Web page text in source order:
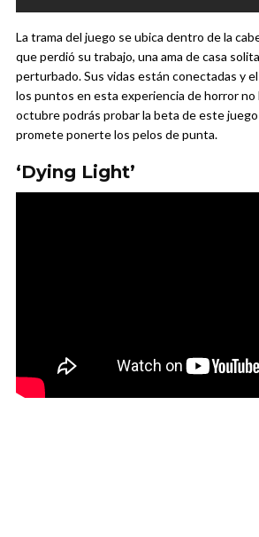
La trama del juego se ubica dentro de la
que perdió su trabajo, una ama de casa
perturbado. Sus vidas están conectadas y
los puntos en esta experiencia de horror no
octubre podrás probar la beta de este
promete ponerte los pelos de punta.
‘Dying Light’